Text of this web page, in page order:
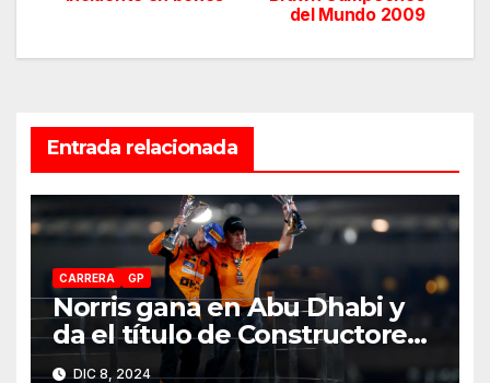
de
entradas
del Mundo 2009
Entrada relacionada
CARRERA GP
Norris gana en Abu Dhabi y
da el título de Constructores
2024 a McLaren
DIC 8, 2024